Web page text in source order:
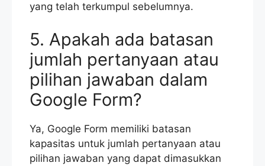
yang telah terkumpul sebelumnya.
5. Apakah ada batasan
jumlah pertanyaan atau
pilihan jawaban dalam
Google Form?
Ya, Google Form memiliki batasan
kapasitas untuk jumlah pertanyaan atau
pilihan jawaban yang dapat dimasukkan